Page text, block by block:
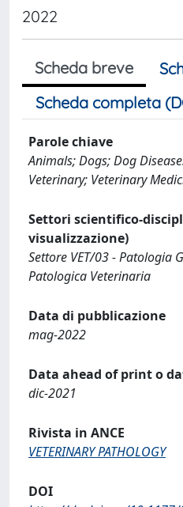
2022
Scheda breve
Scheda completa
Parole chiave
Animals; Dogs; Dog
Veterinary; Veterinary
Settori scientifico-
visualizzazione)
Settore VET/03 - Patologia
Patologica Veterinaria
Data di pubblicazione
mag-2022
Data ahead of print o
dic-2021
Rivista in ANCE
VETERINARY PATHOLOGY
DOI